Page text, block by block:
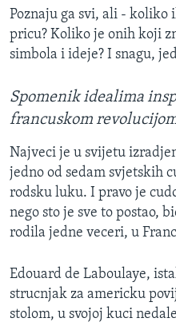
Idi
na
pretragu
SJEDINJENE AMERIČKE
BOSNA I HERCEGOVINA
NAUKA I TEHNOLOGIJA
SPECIJALNI PROJEKTI
SLOBODA MEDIJA
ŽENSKA STRANA
IZBJEGLIČKA STRANA
MAGAZIN
O GLASU AMERIKE
PRATITE NAS
Poznaju ga svi, ali - koliko
pricu? Koliko je onih koji
simbola i ideje? I snagu,
Spomenik idealima
francuskom
Najveci je u svijetu
jedno od sedam svjetskih
rodsku luku. I pravo je
nego sto je sve to postao,
rodila jedne veceri, u
Edouard de Laboulaye,
strucnjak za americku
stolom, u svojoj kuci